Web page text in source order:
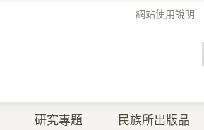
網站使用說明
研究專題 民族所出版品